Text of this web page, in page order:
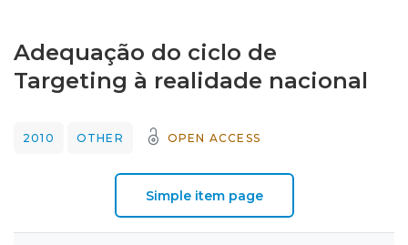
Adequação do ciclo de
Targeting à realidade nacional
2010 OTHER OPEN ACCESS
Simple item page